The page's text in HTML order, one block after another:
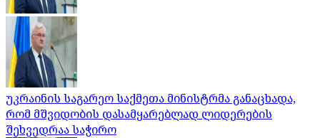
უკრაინის საგარეო საქმეთა მინისტრმა განაცხადა,
რომ მშვიდობის დასამყარებლად ლიდერების
შეხვედრაა საჭირო